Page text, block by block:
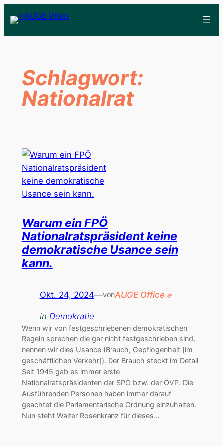
Schlagwort:
Nationalrat
Warum ein FPÖ
Nationalratspräsident keine
demokratische Usance sein
kann.
Okt. 24, 2024—vonAUGE Office ✊
in Demokratie
Wenn wir von festgeschriebenen demokratischen
Regeln sprechen die gar nicht festgeschrieben sind,
nennen wir dies Usance (Brauch, Gepflogenheit [im
geschäftlichen Verkehr]). Der Brauch steckt im Detail
Seit 1945 gab es immer erste
Nationalratspräsidenten der SPÖ bzw. der ÖVP. Die
Ausführenden Personen haben immer darauf
geachtet die Parlamentarische Ordnung einzuhalten.
Nun steht Walter Rosenkranz für dieses…